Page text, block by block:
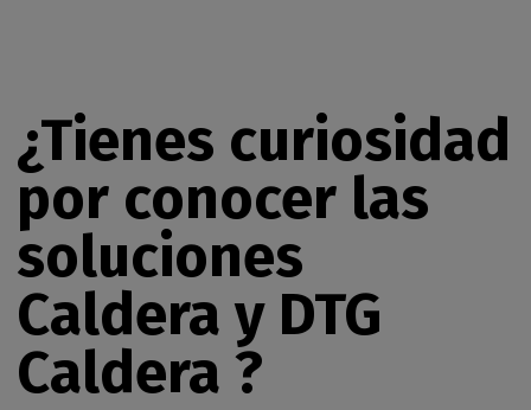
¿Tienes curiosidad
por conocer las
soluciones
Caldera y DTG
Caldera ?